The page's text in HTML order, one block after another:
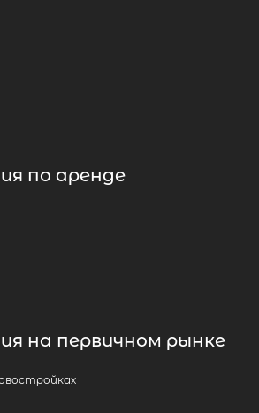
по аренде
на первичном рынке